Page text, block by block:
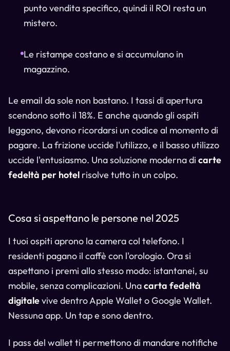
punto vendita specifico, quindi il ROI resta un
mistero.
Le ristampe costano e si accumulano in
magazzino.
Le email da sole non bastano. I tassi di apertura
scendono sotto il 18%. E anche quando gli ospiti
leggono, devono ricordarsi un codice al momento di
pagare. La frizione uccide l'utilizzo, e il basso utilizzo
uccide l'entusiasmo. Una soluzione moderna di carte
fedeltà per hotel risolve tutto in un colpo.
Cosa si aspettano le persone nel 2025
I tuoi ospiti aprono la camera col telefono. I
residenti pagano il caffè con l'orologio. Ora si
aspettano i premi allo stesso modo: istantanei, su
mobile, senza complicazioni. Unacarta fedeltà
digitalevive dentro Apple Wallet o Google Wallet.
Nessuna app. Un tap e sono dentro.
I pass del wallet ti permettono di mandare notifiche